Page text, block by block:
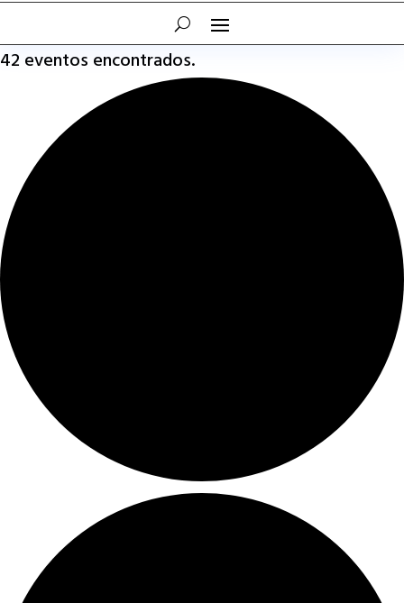
42 eventos encontrados.